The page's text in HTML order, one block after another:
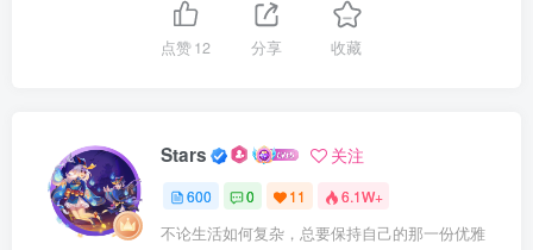
点赞12 分享 收藏
Stars 关注
600 0 11 6.1W+
不论生活如何复杂，总要保持自己的那一份优雅